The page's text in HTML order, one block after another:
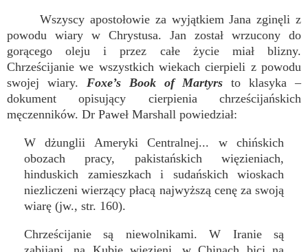
Wszyscy apostołowie za wyjątkiem Jana zginęli z
powodu wiary w Chrystusa. Jan został wrzucony do
gorącego oleju i przez całe życie miał blizny.
Chrześcijanie we wszystkich wiekach cierpieli z powodu
swojej wiary. Foxe’s Book of Martyrs to klasyka –
dokument opisujący cierpienia chrześcijańskich
męczenników. Dr Paweł Marshall powiedział:
W dżunglii Ameryki Centralnej... w chińskich
obozach pracy, pakistańskich więzieniach,
hinduskich zamieszkach i sudańskich wioskach
niezliczeni wierzący płacą najwyższą cenę za swoją
wiarę (jw., str. 160).
Chrześcijanie są niewolnikami. W Iranie są